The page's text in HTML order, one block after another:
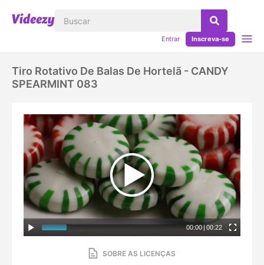
Entrar Inscreva-se
Tiro Rotativo De Balas De Hortelã - CANDY
SPEARMINT 083
00:00 | 00:22
SOBRE AS LICENÇAS